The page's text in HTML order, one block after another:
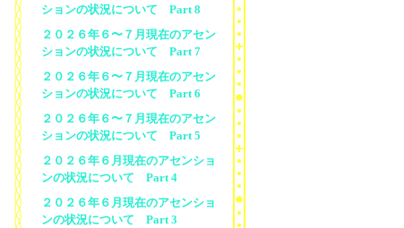
ションの状況について Part 8
２０２６年６〜７月現在のアセン
ションの状況について Part 7
２０２６年６〜７月現在のアセン
ションの状況について Part 6
２０２６年６〜７月現在のアセン
ションの状況について Part 5
２０２６年６月現在のアセンショ
ンの状況について Part 4
２０２６年６月現在のアセンショ
ンの状況について Part 3